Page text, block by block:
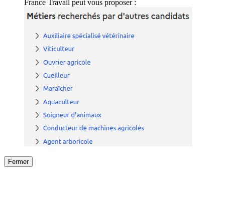
France Travail peut vous proposer :
Fermer